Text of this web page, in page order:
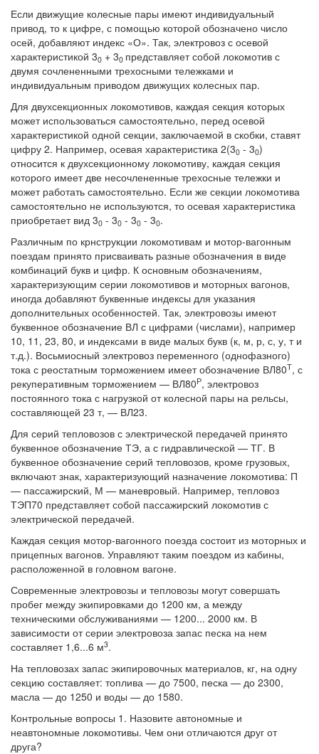
Если движущие колесные пары имеют индивидуальный
привод, то к цифре, с помощью которой обозначено число
осей, добавляют индекс «О». Так, электровоз с осевой
характеристикой 30 + 30 представляет собой локомотив с
двумя сочлененными трехосными тележками и
индивидуальным приводом движущих колесных пар.
Для двухсекционных локомотивов, каждая секция которых
может использоваться самостоятельно, перед осевой
характеристикой одной секции, заключаемой в скобки, ставят
цифру 2. Например, осевая характеристика 2(30 - 30)
относится к двухсекционному локомотиву, каждая секция
которого имеет две несочлененные трехосные тележки и
может работать самостоятельно. Если же секции локомотива
самостоятельно не используются, то осевая характеристика
приобретает вид 30 - 30 - 30 - 30.
Различным по крнструкции локомотивам и мотор-вагонным
поездам принято присваивать разные обозначения в виде
комбинаций букв и цифр. К основным обозначениям,
характеризующим серии локомотивов и моторных вагонов,
иногда добавляют буквенные индексы для указания
дополнительных особенностей. Так, электровозы имеют
буквенное обозначение ВЛ с цифрами (числами), например
10, 11, 23, 80, и индексами в виде малых букв (к, м, р, с, у, т и
т.д.). Восьмиосный электровоз переменного (однофазного)
тока с реостатным торможением имеет обозначение ВЛ80Т, с
рекуперативным торможением — ВЛ80Р, электровоз
постоянного тока с нагрузкой от колесной пары на рельсы,
составляющей 23 т, — ВЛ23.
Для серий тепловозов с электрической передачей принято
буквенное обозначение ТЭ, а с гидравлической — ТГ. В
буквенное обозначение серий тепловозов, кроме грузовых,
включают знак, характеризующий назначение локомотива: П
— пассажирский, М — маневровый. Например, тепловоз
ТЭП70 представляет собой пассажирский локомотив с
электрической передачей.
Каждая секция мотор-вагонного поезда состоит из моторных и
прицепных вагонов. Управляют таким поездом из кабины,
расположенной в головном вагоне.
Современные электровозы и тепловозы могут совершать
пробег между экипировками до 1200 км, а между
техническими обслуживаниями — 1200... 2000 км. В
зависимости от серии электровоза запас песка на нем
составляет 1,6...6 м3.
На тепловозах запас экипировочных материалов, кг, на одну
секцию составляет: топлива — до 7500, песка — до 2300,
масла — до 1250 и воды — до 1580.
Контрольные вопросы 1. Назовите автономные и
неавтономные локомотивы. Чем они отличаются друг от
друга?